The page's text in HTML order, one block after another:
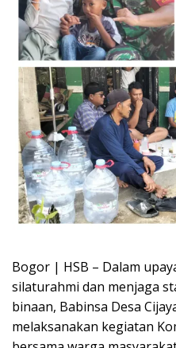
​Bogor | HSB – Dalam
silaturahmi dan menjaga
binaan, Babinsa Desa
melaksanakan kegiatan